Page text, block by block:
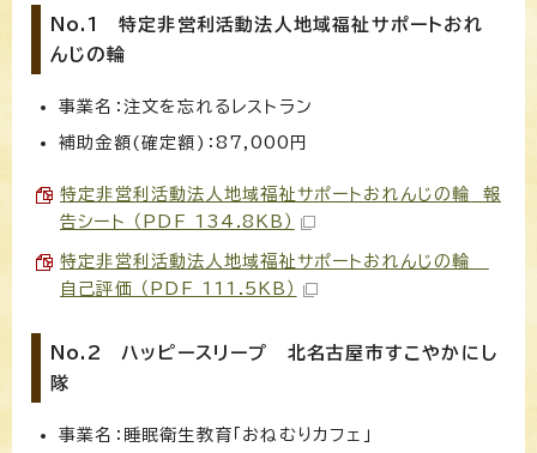
No.1 特定非営利活動法人地域福祉サポートおれ
んじの輪
事業名：注文を忘れるレストラン
補助金額(確定額)：87,000円
特定非営利活動法人地域福祉サポートおれんじの輪 報
告シート （PDF 134.8KB）
特定非営利活動法人地域福祉サポートおれんじの輪
自己評価 （PDF 111.5KB）
No.2 ハッピースリープ 北名古屋市すこやかにし
隊
事業名：睡眠衛生教育「おねむりカフェ」